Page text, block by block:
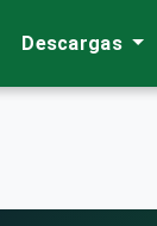
Descargas